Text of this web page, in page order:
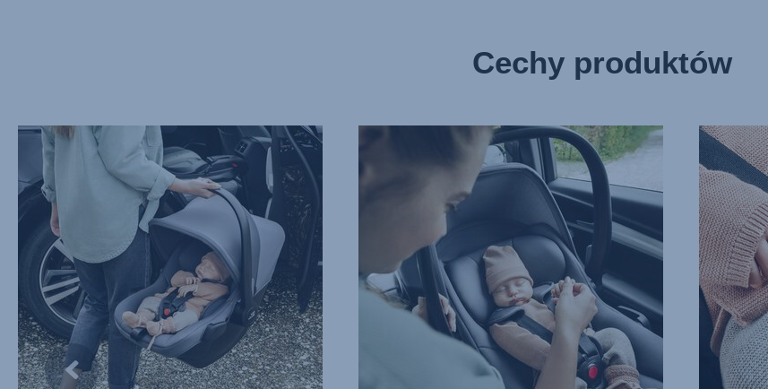
Cechy produktów
NIESAMOWICIE
LEKKI,
1
10
WSPIERAJĄCY
ŁATWE
ZAPINANIE,
KTÓRE
NIE
ZAKŁÓCA
SNU,
3
z
10